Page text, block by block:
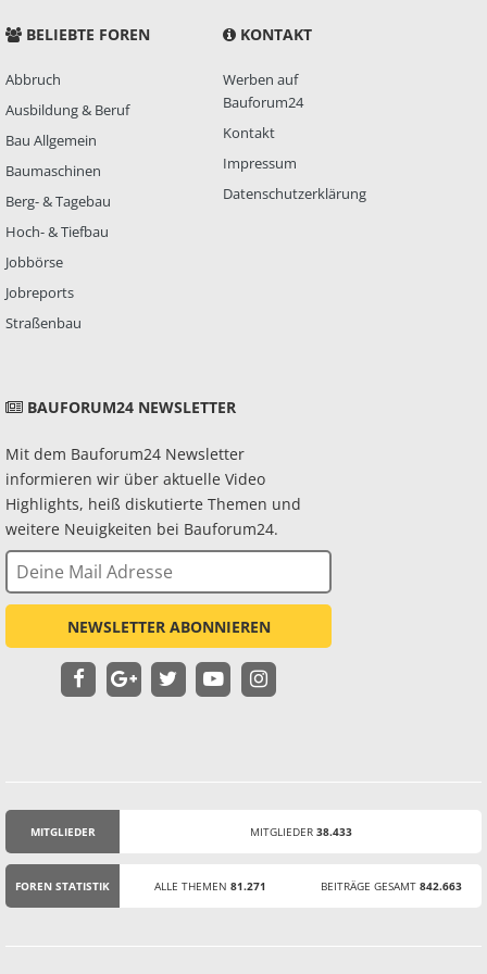
BELIEBTE FOREN
Abbruch
Ausbildung & Beruf
Bau Allgemein
Baumaschinen
Berg- & Tagebau
Hoch- & Tiefbau
Jobbörse
Jobreports
Straßenbau
KONTAKT
Werben auf
Bauforum24
Kontakt
Impressum
Datenschutzerklärung
BAUFORUM24 NEWSLETTER
Mit dem Bauforum24 Newsletter
informieren wir über aktuelle Video
Highlights, heiß diskutierte Themen und
weitere Neuigkeiten bei Bauforum24.
NEWSLETTER ABONNIEREN
MITGLIEDER MITGLIEDER 38.433
FOREN STATISTIK ALLE THEMEN 81.271 BEITRÄGE GESAMT 842.663